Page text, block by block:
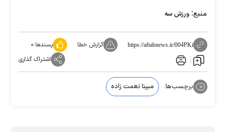
منبع: ورزش سه
https://aftabnews.ir/004PKi گزارش خطا پسندها:۰
اشتراک گذاری
برچسب‌ها: مبینا نعمت زاده